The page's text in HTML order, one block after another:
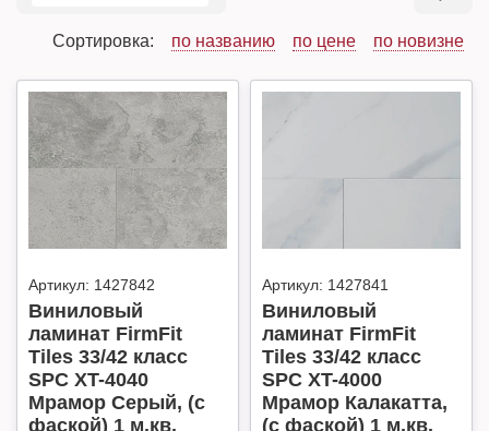
Сортировка: по названию по цене по новизне
Артикул: 1427842
Виниловый
ламинат FirmFit
Tiles 33/42 класс
SPC XT-4040
Мрамор Серый, (с
фаской) 1 м.кв.
Артикул: 1427841
Виниловый
ламинат FirmFit
Tiles 33/42 класс
SPC XT-4000
Мрамор Калакатта,
(с фаской) 1 м.кв.